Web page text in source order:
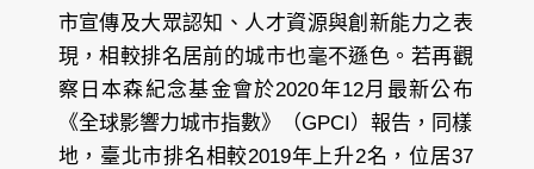
市宣傳及大眾認知、人才資源與創新能力之表
現，相較排名居前的城市也毫不遜色。若再觀
察日本森紀念基金會於2020年12月最新公布
《全球影響力城市指數》（GPCI）報告，同樣
地，臺北市排名相較2019年上升2名，位居37